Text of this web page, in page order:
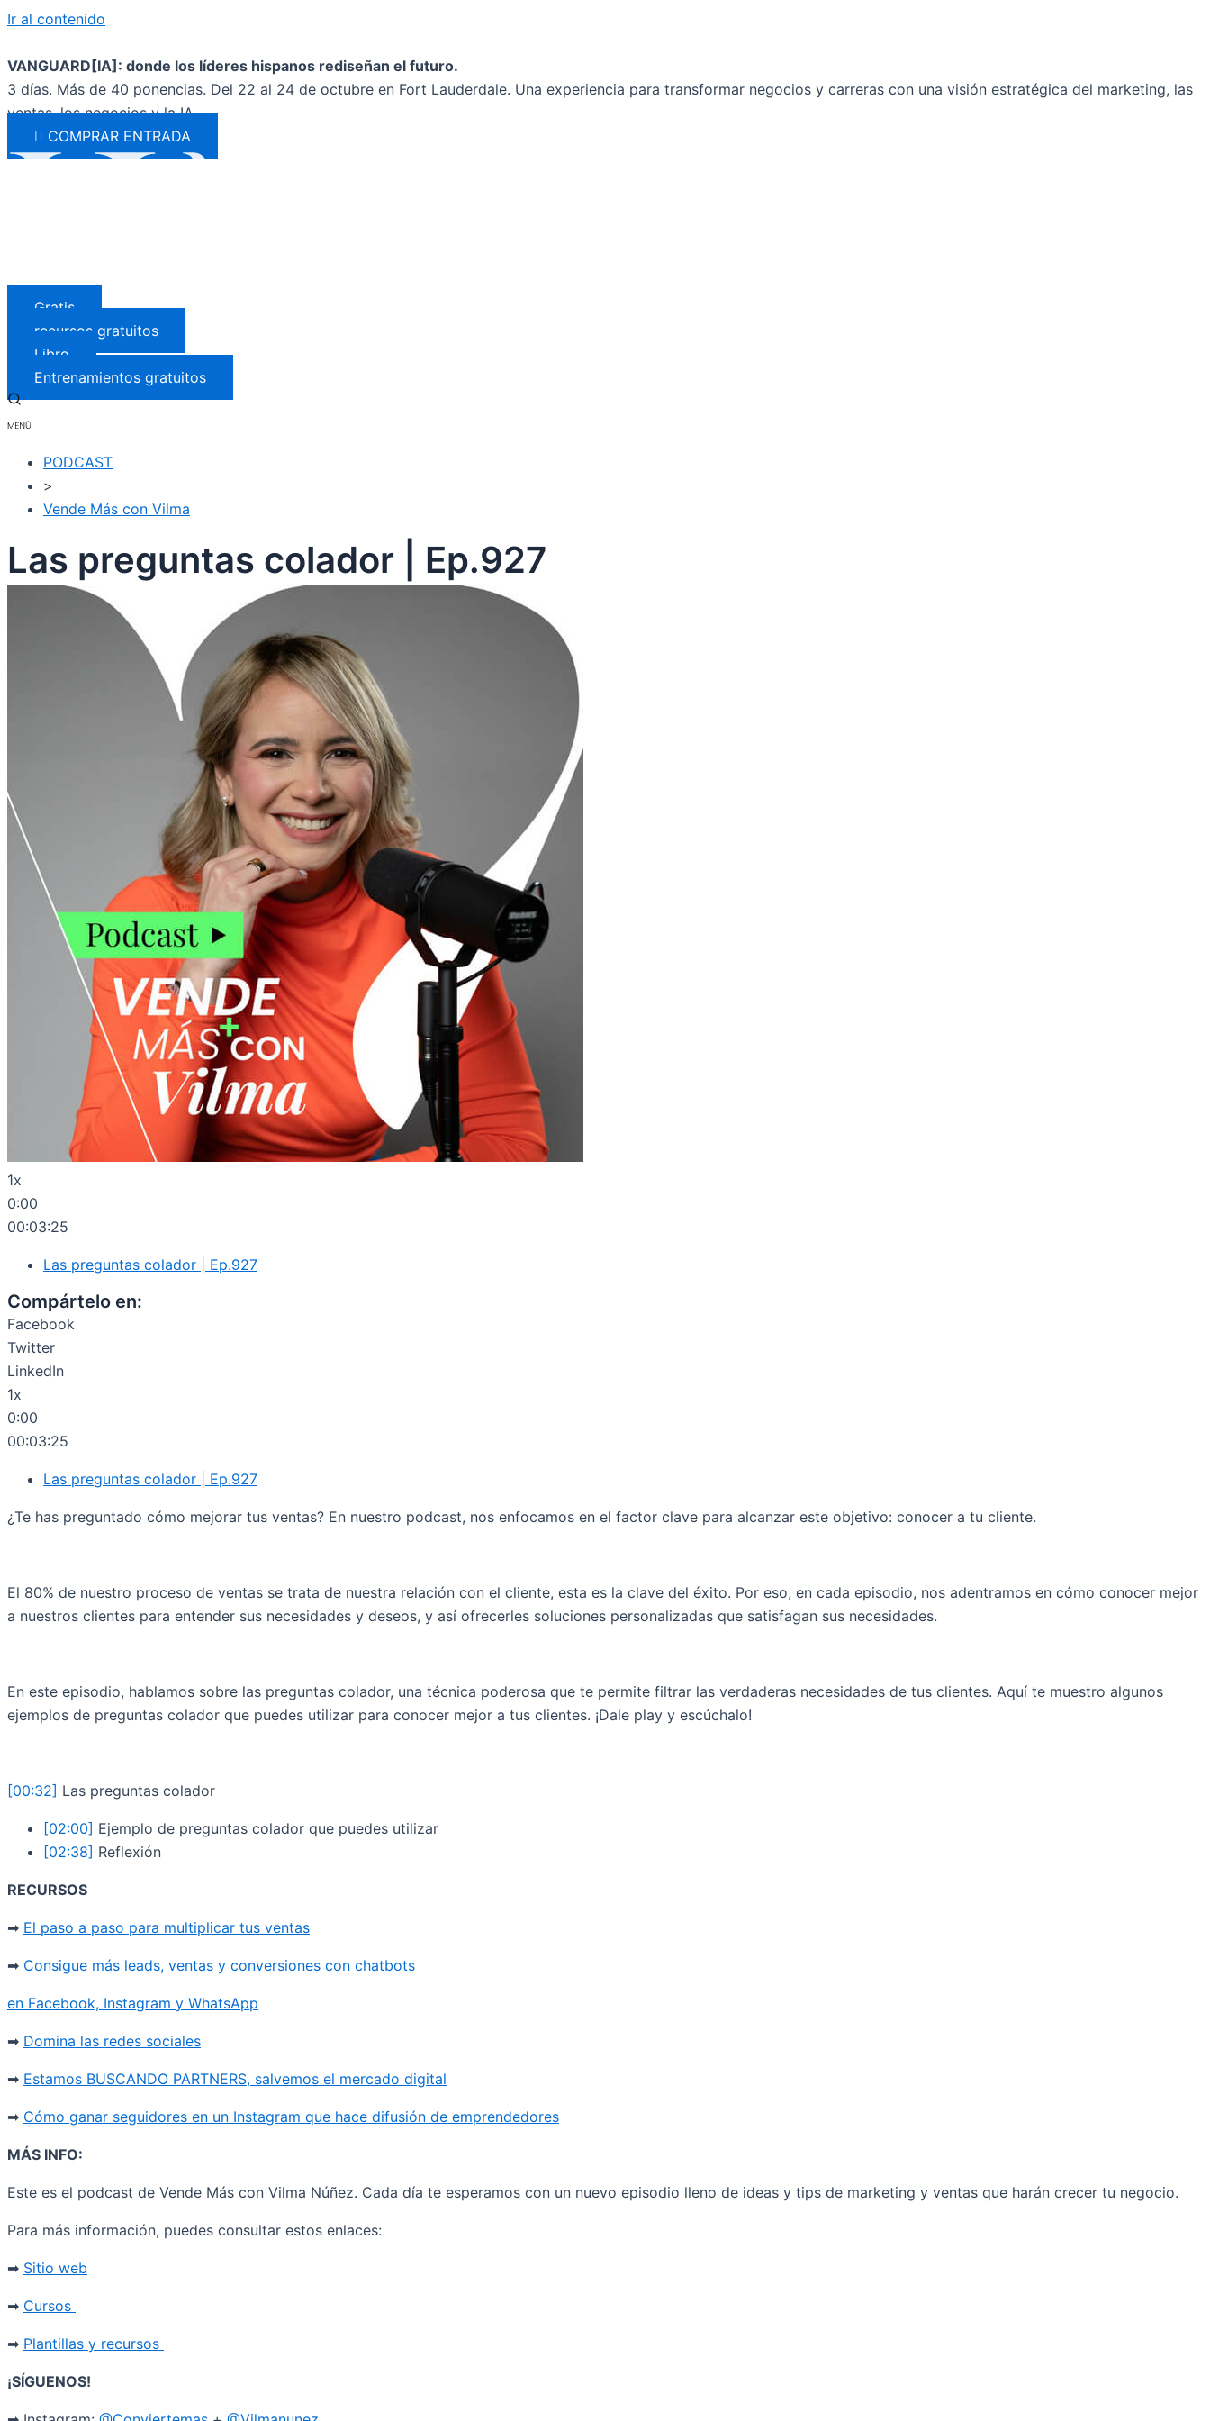
Ir al contenido
VANGUARD[IA]: donde los líderes hispanos rediseñan el futuro.
3 días. Más de 40 ponencias. Del 22 al 24 de octubre en Fort Lauderdale. Una experiencia para transformar negocios y carreras con una visión estratégica del marketing, las
ventas, los negocios y la IA.
COMPRAR ENTRADA
Gratis
recursos gratuitos
Libro
Entrenamientos gratuitos
PODCAST
>
Vende Más con Vilma
Las preguntas colador | Ep.927
1x
0:00
00:03:25
Las preguntas colador | Ep.927
Compártelo en:
Facebook
Twitter
LinkedIn
1x
0:00
00:03:25
Las preguntas colador | Ep.927
¿Te has preguntado cómo mejorar tus ventas? En nuestro podcast, nos enfocamos en el factor clave para alcanzar este objetivo: conocer a tu cliente.
El 80% de nuestro proceso de ventas se trata de nuestra relación con el cliente, esta es la clave del éxito. Por eso, en cada episodio, nos adentramos en cómo conocer mejor
a nuestros clientes para entender sus necesidades y deseos, y así ofrecerles soluciones personalizadas que satisfagan sus necesidades.
En este episodio, hablamos sobre las preguntas colador, una técnica poderosa que te permite filtrar las verdaderas necesidades de tus clientes. Aquí te muestro algunos
ejemplos de preguntas colador que puedes utilizar para conocer mejor a tus clientes. ¡Dale play y escúchalo!
[00:32] Las preguntas colador
[02:00] Ejemplo de preguntas colador que puedes utilizar
[02:38] Reflexión
RECURSOS
➡ El paso a paso para multiplicar tus ventas
➡ Consigue más leads, ventas y conversiones con chatbots
en Facebook, Instagram y WhatsApp
➡ Domina las redes sociales
➡ Estamos BUSCANDO PARTNERS, salvemos el mercado digital
➡ Cómo ganar seguidores en un Instagram que hace difusión de emprendedores
MÁS INFO:
Este es el podcast de Vende Más con Vilma Núñez. Cada día te esperamos con un nuevo episodio lleno de ideas y tips de marketing y ventas que harán crecer tu negocio.
Para más información, puedes consultar estos enlaces:
➡ Sitio web
➡ Cursos
➡ Plantillas y recursos
¡SÍGUENOS!